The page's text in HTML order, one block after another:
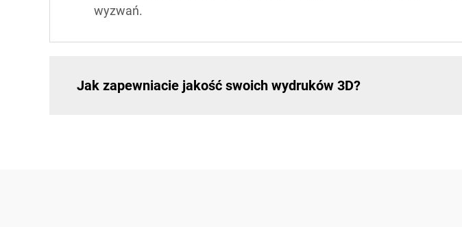
wyzwań.
Jak zapewniacie jakość swoich wydruków 3D?